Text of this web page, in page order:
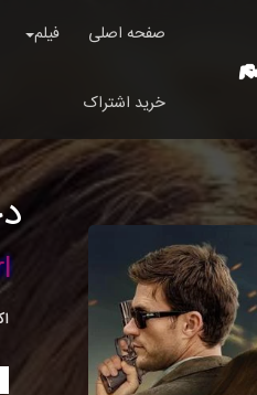
صفحه اصلی فیلم
خرید اشتراک